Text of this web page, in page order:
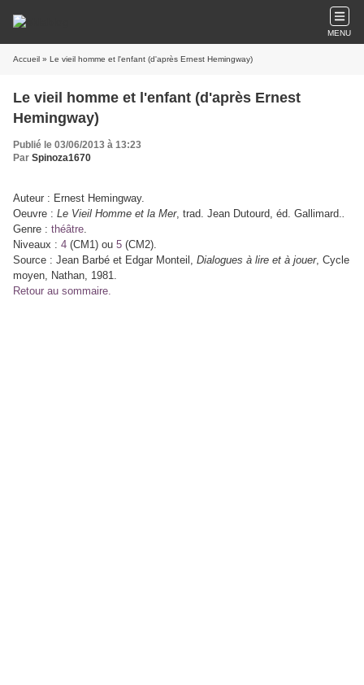
MENU
Accueil » Le vieil homme et l'enfant (d'après Ernest Hemingway)
Le vieil homme et l'enfant (d'après Ernest
Hemingway)
Publié le 03/06/2013 à 13:23
Par Spinoza1670
Auteur : Ernest Hemingway.
Oeuvre : Le Vieil Homme et la Mer, trad. Jean Dutourd, éd. Gallimard..
Genre : théâtre.
Niveaux : 4 (CM1) ou 5 (CM2).
Source : Jean Barbé et Edgar Monteil, Dialogues à lire et à jouer, Cycle
moyen, Nathan, 1981.
Retour au sommaire.